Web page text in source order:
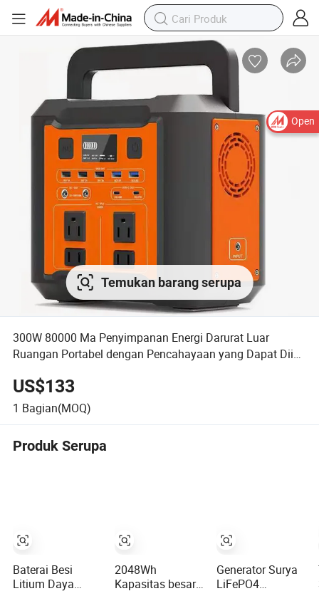
Open
Temukan barang serupa
300W 80000 Ma Penyimpanan Energi Darurat Luar
Ruangan Portabel dengan Pencahayaan yang Dapat Diisi
US$133
1 Bagian(MOQ)
Produk Serupa
Baterai Besi
Litium Daya
2048Wh
Kapasitas besar
Generator Surya
LiFePO4